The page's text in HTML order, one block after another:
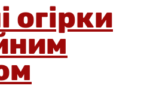
огірки